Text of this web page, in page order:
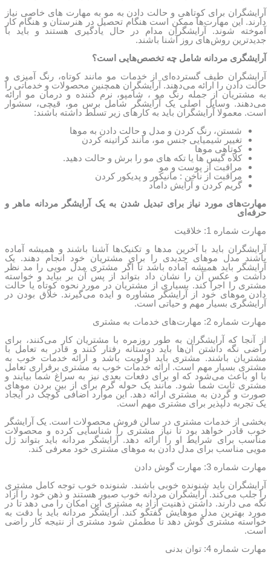
آرایشگران برای کوتاهی و حالت دادن به مو به مهارت های خاصی نیاز
دارند. این مهارت‌ها ممکن است هنگام تحصیل در هنرستان و هنگام کار
آموخته شوند. آرایشگران مدام در حال یادگیری هستند و باید با
جدیدترین روش‌های روز آشنا باشند.
آرایشگری مردانه شامل چه تخصص‌هایی است؟
آرایشگران طیف گسترده‌ای از خدمات مو مانند کوتاه، رنگ آمیزی و
حالت دادن را ارائه می‌دهند. آرایشگران همچنین محصولات و خدماتی را
به مشتریان از جمله رنگ مو ، شامپو، نرم کننده و درمان مو ارائه
می‌دهند. وسایل اصلی یک آرایشگر شامل برس مو، قیچی، سشوار
است. معمولا آرایشگران باید به کارهای زیر تسلط داشته باشند:
شستن، رنگ کردن و مدل و حالت دادن به موها
تغییر شیمیایی جنس مو، مانند کراتینه کردن
کوتاهی موها
کلاه گیس ها یا تکه های مو را برش و حالت دهید.
مراقبت از پوست و مو
مراقبت از ناخن : مانیکور و پدیکور کردن
گریم کردن و آرایش داماد
مهارت‌های مورد نیاز برای تبدیل شدن به یک آرایشگر مردانه ماهر و
حرفه‌ای
مهارت شماره 1: خلاقیت
آرایشگران باید با آخرین مدها و تکنیک‌ها آشنا باشند و همیشه آماده
باشند مدل موهای جدیدی را برای مشتریان خود انجام دهند. یک
آرایشگر باید همیشه آماده باشد تا اگر مشتری مدل مویی را مد نظر
داشت و عکس آن را نشان داد بتواند از پس آن بر بیاید و خواسته
مشتری را اجرا کند. بسیاری از مشتریان در مورد نحوه کوتاه یا حالت
دادن موهای خود از آرایشگر مشاوره و ایده می‌گیرند. خلاق بودن در
آرایشگری بسیار مهم و حیاتی است.
مهارت شماره 2: مهارت‌های خدمات به مشتری
از آنجا که آرایشگران به طور روزمره با مشتریان کار می‌کنند، برای
راضی نگه داشتن آن‌ها باید دوستانه رفتار کنند و قادر به تعامل با
مشتریان باشند. مشتری باید اولویت باشد و ارائه خدمات خوب به
مشتری بسیار مهم است. ارائه خدمات خوب به مشتری برقراری تعامل
با او باعث می‌شود که او برای دفعات بعدی نیز به سراغ شما بیایند و
مشتری ثابت شما شود. مانند یک حوله گرم برای از بین بردن موهای
صورت و گردن به مشتری ارائه دهد. این موارد اضافی کوچک در ایجاد
یک تجربه دلپذیر برای مشتری مهم است.
بخشی از خدمات مشتری در سالن فروش محصولات است. یک آرایشگر
خوب قادر خواهد بود تا نیاز مشتری را شناسایی کرده و محصولات
مناسب برای شرایط او را ارائه دهد. آرایشگر مردانه باید بتواند ژل
مویی مناسب برای مدل دادن به موهای مشتری خود معرفی کند.
مهارت شماره 3: مهارت گوش دادن
آرایشگران باید شنونده خوبی باشند. شنونده خوب توجه کامل مشتری
را جلب می‌کند. آرایشگران مردانه خوب صبور هستند و ذهن خود را آزاد
نگه می دارند. داشتن ذهنیت آزاد به مشتری این امکان را می دهد تا در
مورد بهترین مدل موهایش گفتگو کند. آرایشگر مردانه باید با دقت به
خواسته مشتری گوش دهد تا مطمئن شود مشتری از نتیجه کار راضی
است.
مهارت شماره 4: توان بدنی